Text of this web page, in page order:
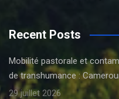
Recent Posts
Mobilité pastorale et
de transhumance :
29 juillet 2026